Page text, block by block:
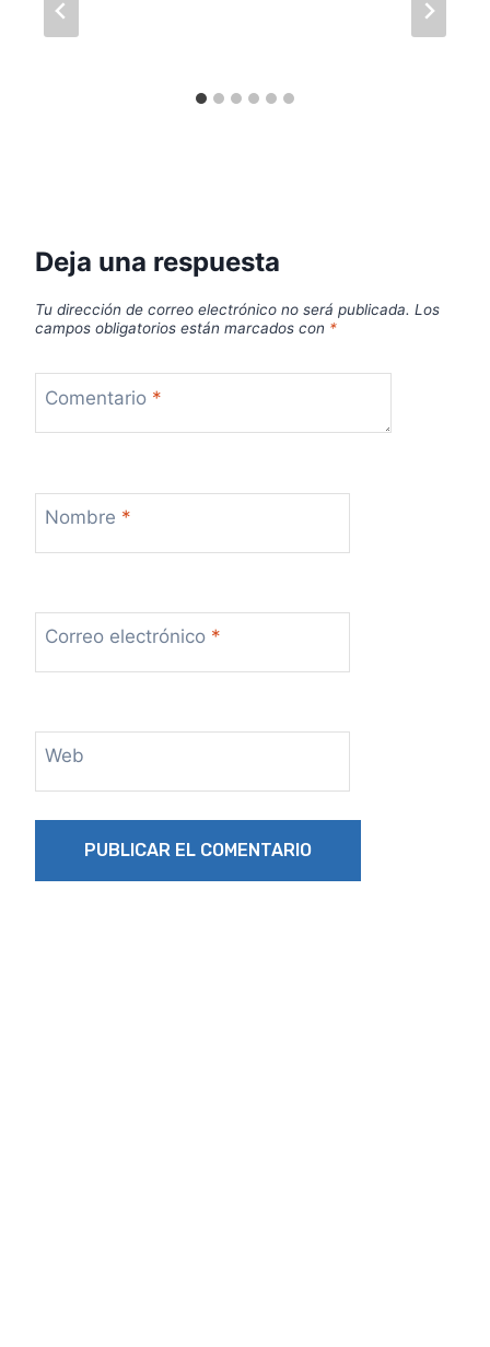
Deja una respuesta
Tu dirección de correo electrónico no será publicada. Los
campos obligatorios están marcados con *
Comentario *
Nombre *
Correo electrónico *
Web